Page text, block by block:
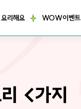
요리해요 WOW이벤트
<가지